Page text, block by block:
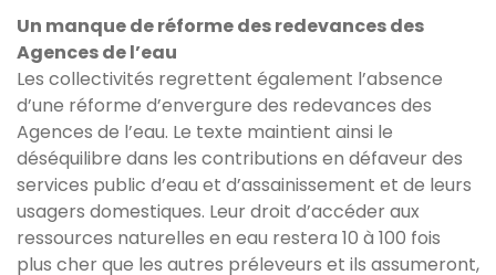
Un manque de réforme des redevances des
Agences de l’eau
Les collectivités regrettent également l’absence
d’une réforme d’envergure des redevances des
Agences de l’eau. Le texte maintient ainsi le
déséquilibre dans les contributions en défaveur des
services public d’eau et d’assainissement et de leurs
usagers domestiques. Leur droit d’accéder aux
ressources naturelles en eau restera 10 à 100 fois
plus cher que les autres préleveurs et ils assumeront,